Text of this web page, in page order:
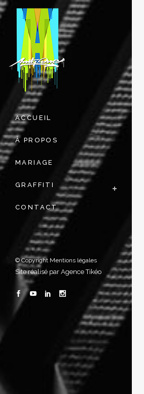
ACCUEIL
À PROPOS
MARIAGE
GRAFFITI
CONTACT
© Copyright Mentions légales
Site réalisé par Agence Tikéo